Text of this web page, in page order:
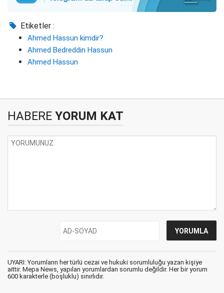
Etiketler :
Ahmed Hassun kimdir?
Ahmed Bedreddin Hassun
Ahmed Hassun
HABERE YORUM KAT
UYARI: Yorumların her türlü cezai ve hukuki sorumluluğu yazan kişiye
aittir. Mepa News, yapılan yorumlardan sorumlu değildir. Her bir yorum
600 karakterle (boşluklu) sınırlıdır.